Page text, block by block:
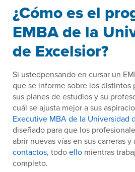
¿Cómo es el
EMBA de la
de Excelsior?
Si ustedpensando en cursar un
que se informe sobre los distintos
sus planes de estudios y su
cuál se ajusta mejor a sus
Executive MBA de la Universidad
diseñado para que los
abrir nuevas vías en sus carreras y
contactos, todoello mientras
completo.